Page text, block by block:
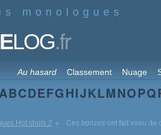
monologues
LOG.fr
Au hasard Classement Nuage
BCDEFGHIJKLMNOPQ
Hot shots 2 Ces bonzes ont fait voeu de